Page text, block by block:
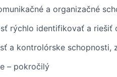
a organizačné
rýchlo identifikovať a riešiť
a kontrolórske schopnosti,
– pokročilý